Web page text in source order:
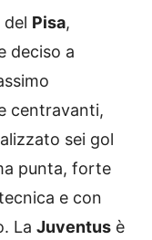
del Pisa,
deciso a
centravanti,
sei gol
punta, forte
e con
La Juventus è